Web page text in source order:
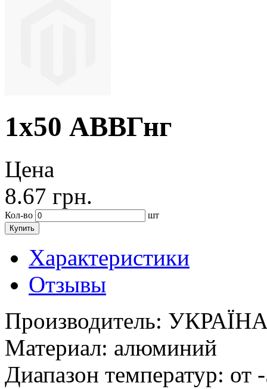
1х50 АВВГнг
Цена
8.67 грн.
Кол-во шт
Купить
Характеристики
Отзывы
Производитель:
Материал: алюминий
Диапазон температур: от